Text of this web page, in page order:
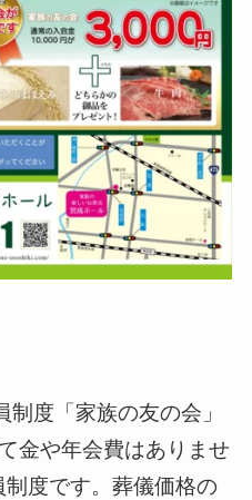
度「家族の友の会」
金や年会費はありませ
度です。葬儀価格の